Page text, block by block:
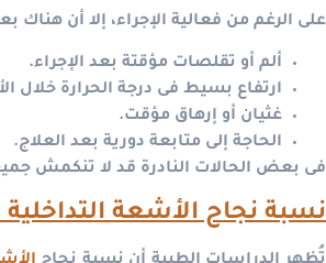
على الرغم من فعالية الإجراء، إلا أن هناك
ألم أو تقلصات مؤقتة بعد الإجراء.
ارتفاع بسيط فى درجة الحرارة خلال
غثيان أو إرهاق مؤقت.
الحاجة إلى متابعة دورية بعد العلاج.
فى بعض الحالات النادرة قد لا تنكمش جميع
نسبة نجاح الأشعة التداخلية